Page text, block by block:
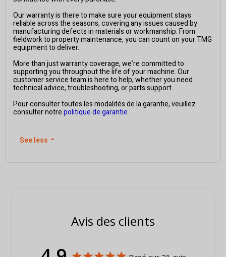
Our warranty is there to make sure your equipment stays
reliable across the seasons, covering any issues caused by
manufacturing defects in materials or workmanship. From
fieldwork to property maintenance, you can count on your TMG
equipment to deliver.
More than just warranty coverage, we’re committed to
supporting you throughout the life of your machine. Our
customer service team is here to help, whether you need
technical advice, troubleshooting, or parts support.
Pour consulter toutes les modalités de la garantie, veuillez
consulter notrepolitique de garantie
See less ⌃
Avis des clients